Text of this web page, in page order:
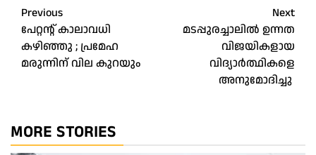
Post
navigation
Previous
പേറ്റന്റ്‌ കാലാവധി
കഴിഞ്ഞു ; പ്രമേഹ
മരുന്നിന്‌ വില കുറയും
Next
മടപ്പുരച്ചാലിൽ ഉന്നത
വിജയികളായ
വിദ്യാർത്ഥികളെ
അനുമോദിച്ചു
MORE STORIES